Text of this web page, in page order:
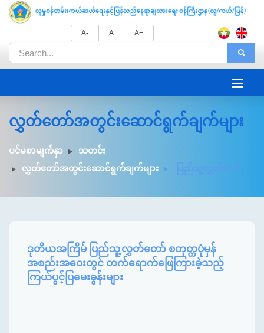
A- A A+
လွှတ်တော်အတွင်းဆောင်ရွက်ချက်များ
ပင်မစာမျက်နှာ
သတင်း
လွှတ်တော်အတွင်းဆောင်ရွက်ချက်များ
ပြည်သူ့လွှတ်တော်
ဒုတိယအကြိမ် ပြည်သူ့လွှတ်တော် စတုတ္ထပုံမှန်
အစည်းအဝေးတွင် တက်ရောက်ဖြေကြားခဲ့သည့်
ကြယ်ပွင့်ပြမေးခွန်းများ